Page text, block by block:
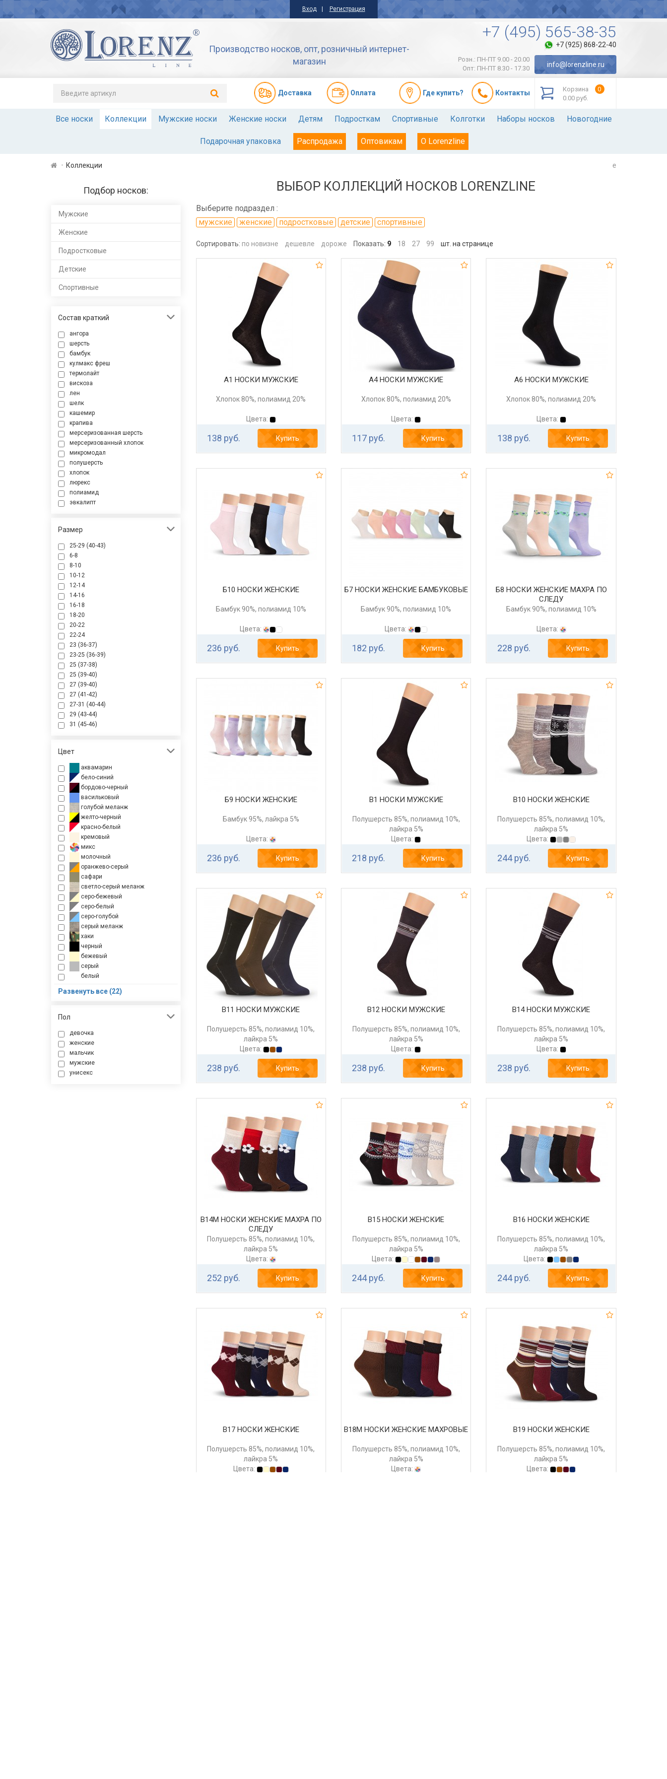
Вход Регистрация
Производство носков, опт, розничный интернет-
магазин
+7 (495) 565-38-35
+7 (925) 868-22-40
Розн.: ПН-ПТ 9.00 - 20.00
Опт: ПН-ПТ 8.30 - 17.30
info@lorenzline.ru
Доставкa Оплата Где купить? Контакты Корзина
0
0.00 руб.
Все носки Коллекции Мужские носки Женские носки Детям Подросткам Спортивные Колготки Наборы носков Новогодние
Подарочная упаковка Распродажа Оптовикам О Lorenzline
Коллекции e
Подбор носков:
Мужские
Женские
Подростковые
Детские
Спортивные
Состав краткий
ангора
шерсть
бамбук
кулмакс фреш
термолайт
вискоза
лен
шелк
кашемир
крапива
мерсеризованная шерсть
мерсеризованный хлопок
микромодал
полушерсть
хлопок
люрекс
полиамид
эвкалипт
Размер
25-29 (40-43)
6-8
8-10
10-12
12-14
14-16
16-18
18-20
20-22
22-24
23 (36-37)
23-25 (36-39)
25 (37-38)
25 (39-40)
27 (39-40)
27 (41-42)
27-31 (40-44)
29 (43-44)
31 (45-46)
Цвет
аквамарин
бело-синий
бордово-черный
васильковый
голубой меланж
желто-черный
красно-белый
кремовый
микс
молочный
оранжево-серый
сафари
светло-серый меланж
серо-бежевый
серо-белый
серо-голубой
серый меланж
хаки
черный
бежевый
серый
белый
розовый
шоколад
желтый
фиолетовый
сиреневый
красный
Развенуть все (22)
Пол
девочка
женские
мальчик
мужские
унисекс
ВЫБОР КОЛЛЕКЦИЙ НОСКОВ LORENZLINE
Выберите подраздел :
мужские
женские подростковые детские спортивные
Сортировать: по новизне дешевле дороже Показать: 9 18 27 99 шт. на странице
А1 НОСКИ МУЖСКИЕ
Хлопок 80%, полиамид 20%
Цвета:
138 руб. Купить
А4 НОСКИ МУЖСКИЕ
Хлопок 80%, полиамид 20%
Цвета:
117 руб. Купить
А6 НОСКИ МУЖСКИЕ
Хлопок 80%, полиамид 20%
Цвета:
138 руб. Купить
Б10 НОСКИ ЖЕНСКИЕ
Бамбук 90%, полиамид 10%
Цвета:
236 руб. Купить
Б7 НОСКИ ЖЕНСКИЕ БАМБУКОВЫЕ
Бамбук 90%, полиамид 10%
Цвета:
182 руб. Купить
Б8 НОСКИ ЖЕНСКИЕ МАХРА ПО
СЛЕДУ
Бамбук 90%, полиамид 10%
Цвета:
228 руб. Купить
Б9 НОСКИ ЖЕНСКИЕ
Бамбук 95%, лайкра 5%
Цвета:
236 руб. Купить
В1 НОСКИ МУЖСКИЕ
Полушерсть 85%, полиамид 10%,
лайкра 5%
Цвета:
218 руб. Купить
В10 НОСКИ ЖЕНСКИЕ
Полушерсть 85%, полиамид 10%,
лайкра 5%
Цвета:
244 руб. Купить
В11 НОСКИ МУЖСКИЕ
Полушерсть 85%, полиамид 10%,
лайкра 5%
Цвета:
238 руб. Купить
В12 НОСКИ МУЖСКИЕ
Полушерсть 85%, полиамид 10%,
лайкра 5%
Цвета:
238 руб. Купить
В14 НОСКИ МУЖСКИЕ
Полушерсть 85%, полиамид 10%,
лайкра 5%
Цвета:
238 руб. Купить
В14М НОСКИ ЖЕНСКИЕ МАХРА ПО
СЛЕДУ
Полушерсть 85%, полиамид 10%,
лайкра 5%
Цвета:
252 руб. Купить
В15 НОСКИ ЖЕНСКИЕ
Полушерсть 85%, полиамид 10%,
лайкра 5%
Цвета:
244 руб. Купить
В16 НОСКИ ЖЕНСКИЕ
Полушерсть 85%, полиамид 10%,
лайкра 5%
Цвета:
244 руб. Купить
В17 НОСКИ ЖЕНСКИЕ
Полушерсть 85%, полиамид 10%,
лайкра 5%
Цвета:
В18М НОСКИ ЖЕНСКИЕ МАХРОВЫЕ
Полушерсть 85%, полиамид 10%,
лайкра 5%
Цвета:
В19 НОСКИ ЖЕНСКИЕ
Полушерсть 85%, полиамид 10%,
лайкра 5%
Цвета: